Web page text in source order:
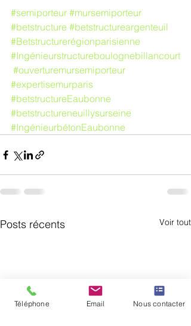
#semiporteur #mursemiporteur
#betstructure #betstructureargenteuil
#Betstructurerégionparisienne
#Ingénieurstructureboulognebillancourt
#ouverturemursemiporteur
#expertisemurparis
#betstructureEaubonne
#betstructureneuillysurseine
#IngénieurbétonEaubonne
Posts récents Voir tout
Téléphone Email Nous contacter